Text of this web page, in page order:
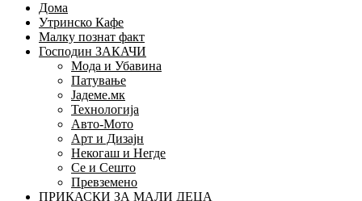
Дома
Утринско Кафе
Малку познат факт
Господин ЗАКАЧИ
Мода и Убавина
Патување
Јадеме.мк
Технологија
Авто-Мото
Арт и Дизајн
Некогаш и Негде
Се и Сешто
Превземено
ПРИКАСКИ ЗА МАЛИ ДЕЦА